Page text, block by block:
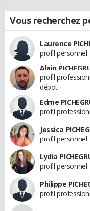
Vous recherchez
Laurence
profil personnel
Alain
profil
dépot
Edme
profil
Jessica
profil personnel
Lydia
profil personnel
Philippe
profil